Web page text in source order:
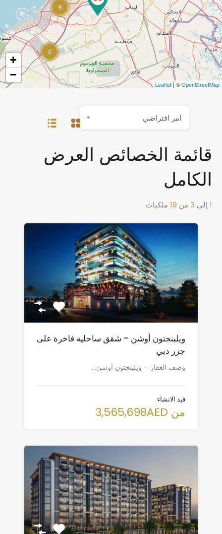
2
9
+
−
Leaflet| ©OpenStreetMap
قائمة الخصائص العرض
الكامل
1 إلى 3 من 19 ملكيات
امر افتراضي
ويلينجتون أوشن – شقق ساحلية فاخرة على
جزر دبي
وصف العقار – ويلينجتون أوشن…
قيد الانشاء
من 3,565,698AED